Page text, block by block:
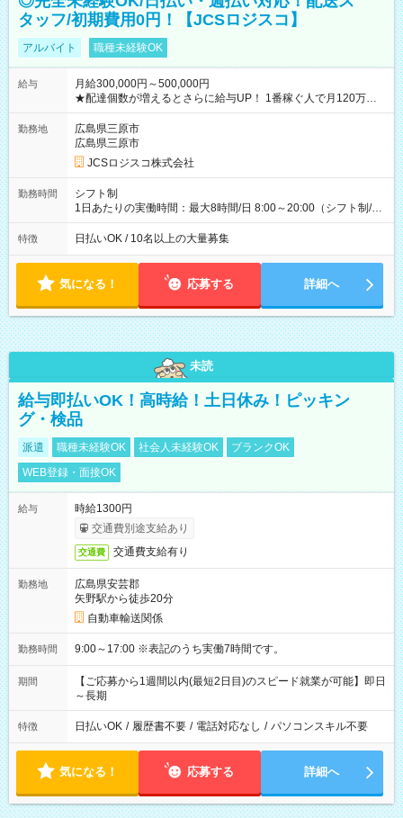
タッフ/初期費用0円！【JCSロジスコ】
アルバイト 職種未経験OK
給与
月給300,000円～500,000円
★配達個数が増えるとさらに給与UP！ 1番稼ぐ人で月120万ほ
ど！ ・主要都市エリア 月収55万円／週5日稼働 月収65万~112
万円／週6日稼働 ・地方郊外エリア 月収40万円／週5日稼働 月
収40万円~50万円／週6日稼働 ＜モデルイメージ＞ ■月収50万
円 (27歳男性/江東区在住)※元建築関係 1日150個配達×25日勤務
(日休み) ■月収80万円(43歳男性/墨田区在住)※元営業 1日200個
勤務地
広島県三原市
広島県三原市
JCSロジスコ株式会社
勤務時間
シフト制
1日あたりの実働時間：最大8時間/日 8:00～20:00（シフト制/実
働8時間） ※週5日勤務（場所次第では週4も有り） ※配達状況
によって時間外での勤務可能性有り ※案件により多少の前後あ
特徴 日払いOK / 10名以上の大量募集
気になる！ 応募する 詳細へ
未読
給与即払いOK！高時給！土日休み！ピッキン
グ・検品
派遣 職種未経験OK 社会人未経験OK
ブランクOK
WEB登録・面接OK
給与
時給1300円
交通費別途支給あり
交通費 交通費支給有り
勤務地
広島県安芸郡
矢野駅から徒歩20分
自動車輸送関係
勤務時間 9:00～17:00 ※表記のうち実働7時間です。
期間
【ご応募から1週間以内(最短2日目)のスピード就業が可能】即日
～長期
特徴 日払いOK / 履歴書不要 / 電話対応なし / パソコンスキル不要
気になる！ 応募する 詳細へ